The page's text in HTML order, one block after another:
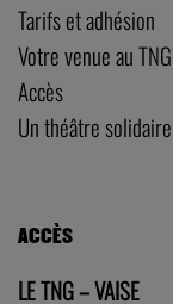
Tarifs et adhésion
Votre venue au TNG
Accès
Un théâtre solidaire
ACCÈS
LE TNG – VAISE